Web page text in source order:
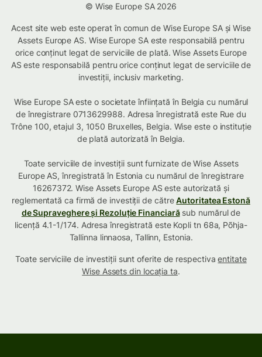
© Wise Europe SA 2026
Acest site web este operat în comun de Wise Europe SA și Wise
Assets Europe AS. Wise Europe SA este responsabilă pentru
orice conținut legat de serviciile de plată. Wise Assets Europe
AS este responsabilă pentru orice conținut legat de serviciile de
investiții, inclusiv marketing.
Wise Europe SA este o societate înființată în Belgia cu numărul
de înregistrare 0713629988. Adresa înregistrată este Rue du
Trône 100, etajul 3, 1050 Bruxelles, Belgia. Wise este o instituție
de plată autorizată în Belgia.
Toate serviciile de investiții sunt furnizate de Wise Assets
Europe AS, înregistrată în Estonia cu numărul de înregistrare
16267372. Wise Assets Europe AS este autorizată și
reglementată ca firmă de investiții de cătreAutoritatea Estonă
de Supraveghere și Rezoluție Financiarăsub numărul de
licență 4.1-1/174. Adresa înregistrată este Kopli tn 68a, Põhja-
Tallinna linnaosa, Tallinn, Estonia.
Toate serviciile de investiții sunt oferite de respectivaentitate
Wise Assets din locația ta.